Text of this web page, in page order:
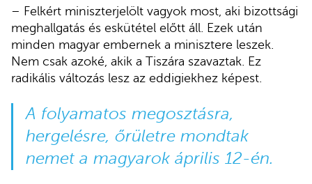
– Felkért miniszterjelölt vagyok most, aki bizottsági
meghallgatás és eskütétel előtt áll. Ezek után
minden magyar embernek a minisztere leszek.
Nem csak azoké, akik a Tiszára szavaztak. Ez
radikális változás lesz az eddigiekhez képest.
A folyamatos megosztásra,
hergelésre, őrületre mondtak
nemet a magyarok április 12-én.